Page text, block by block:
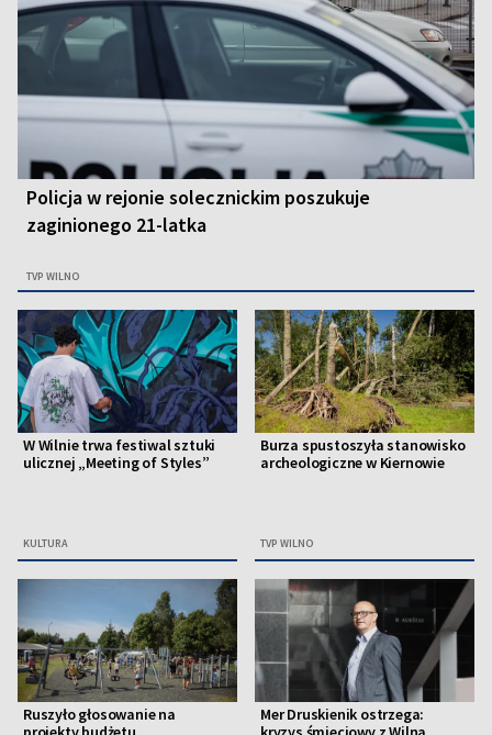
Policja w rejonie solecznickim poszukuje
zaginionego 21-latka
TVP WILNO
W Wilnie trwa festiwal sztuki
ulicznej „Meeting of Styles”
KULTURA
Burza spustoszyła stanowisko
archeologiczne w Kiernowie
TVP WILNO
Ruszyło głosowanie na
Mer Druskienik ostrzega: